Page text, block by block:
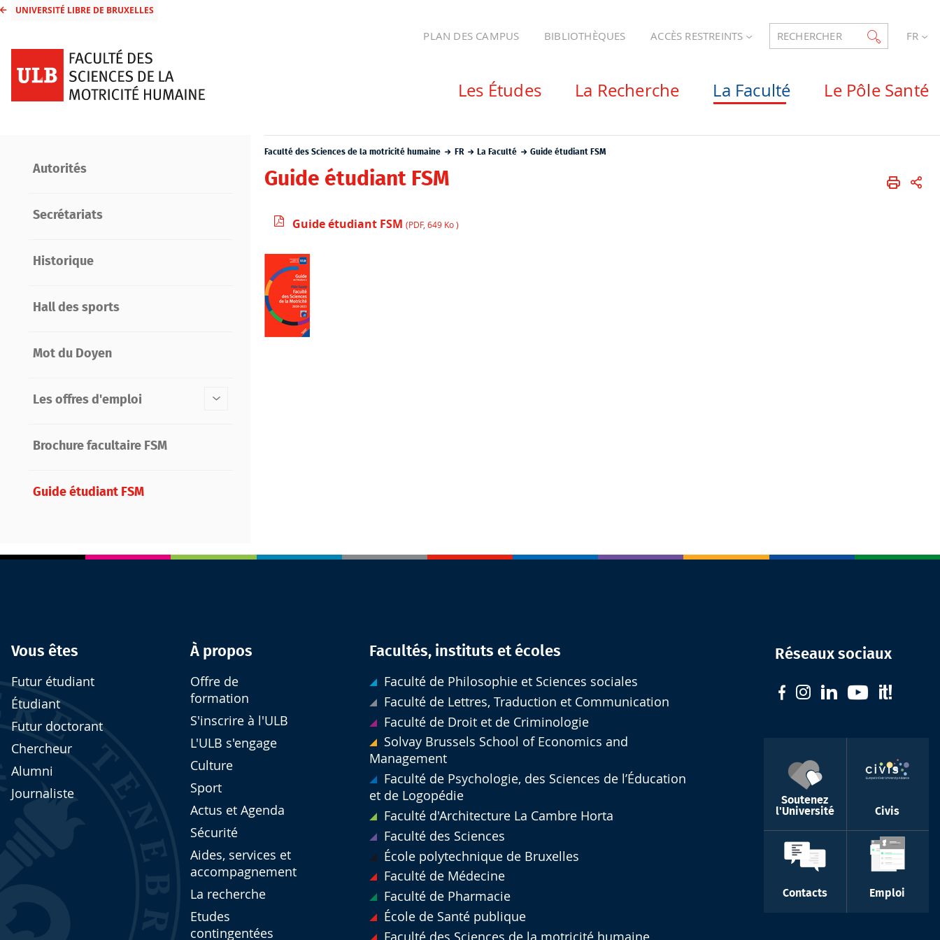
UNIVERSITÉ LIBRE DE BRUXELLES
PLAN DES CAMPUS BIBLIOTHÈQUES ACCÈS RESTREINTS RECHERCHER FR
Les Études La Recherche La Faculté Le Pôle Santé
Autorités
Secrétariats
Historique
Hall des sports
Mot du Doyen
Les offres d'emploi
Brochure facultaire FSM
Guide étudiant FSM
Faculté des Sciences de la motricité humaine FR La Faculté Guide étudiant FSM
Guide étudiant FSM
Guide étudiant FSM (PDF, 649 Ko )
Vous êtes
Futur étudiant
Étudiant
Futur doctorant
Chercheur
Alumni
Journaliste
À propos
Offre de
formation
S'inscrire à l'ULB
L'ULB s'engage
Culture
Sport
Actus et Agenda
Sécurité
Aides, services et
accompagnement
La recherche
Etudes
contingentées
Facultés, instituts et écoles
Faculté de Philosophie et Sciences sociales
Faculté de Lettres, Traduction et Communication
Faculté de Droit et de Criminologie
Solvay Brussels School of Economics and
Management
Faculté de Psychologie, des Sciences de l’Éducation
et de Logopédie
Faculté d'Architecture La Cambre Horta
Faculté des Sciences
École polytechnique de Bruxelles
Faculté de Médecine
Faculté de Pharmacie
École de Santé publique
Faculté des Sciences de la motricité humaine
Réseaux sociaux
Soutenez
l'Université
Civis
Contacts Emploi